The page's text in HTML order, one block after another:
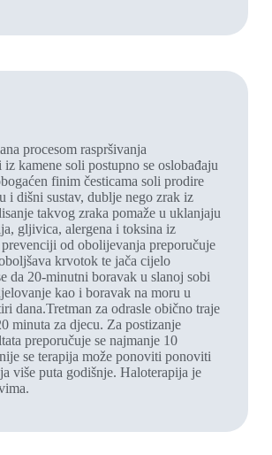
procesom raspršivanja
kamene soli postupno se oslobađaju
finim česticama soli prodire
i dišni sustav, dublje nego zrak iz
takvog zraka pomaže u uklanjaju
gljivica, alergena i toksina iz
od obolijevanja preporučuje
krvotok te jača cijelo
da 20-minutni boravak u slanoj sobi
kao i boravak na moru u
dana.Tretman za odrasle obično traje
minuta za djecu. Za postizanje
preporučuje se najmanje 10
se terapija može ponoviti ponoviti
više puta godišnje. Haloterapija je